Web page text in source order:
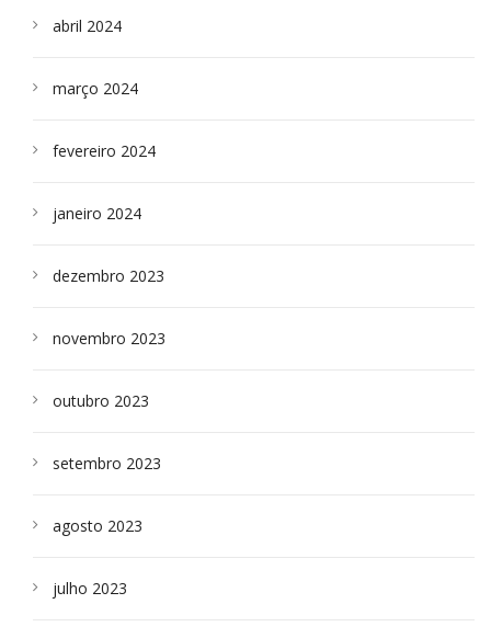
abril 2024
março 2024
fevereiro 2024
janeiro 2024
dezembro 2023
novembro 2023
outubro 2023
setembro 2023
agosto 2023
julho 2023